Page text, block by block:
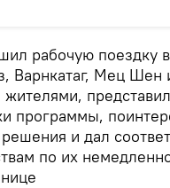
рабочую поездку
Варнкатаг, Мец Шен
программы,
и дал
по их